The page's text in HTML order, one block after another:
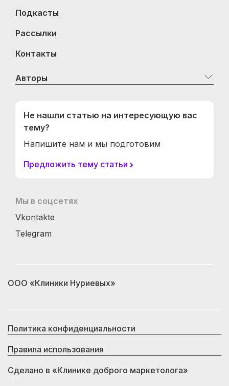
Подкасты
Рассылки
Контакты
Авторы
Не нашли статью на интересующую вас
тему?
Напишите нам и мы подготовим
Предложить тему статьи
Мы в соцсетях
Vkontakte
Telegram
ООО «Клиники Нуриевых»
Политика конфиденциальности
Правила использования
Сделано в «Клинике доброго маркетолога»